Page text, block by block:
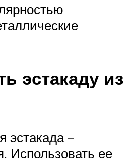
эстакаду из
эстакада –
Использовать ее